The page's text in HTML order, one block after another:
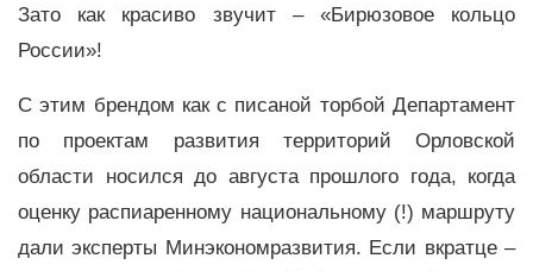
Зато как красиво звучит – «Бирюзовое кольцо
России»!
С этим брендом как с писаной торбой Департамент
по проектам развития территорий Орловской
области носился до августа прошлого года, когда
оценку распиаренному национальному (!) маршруту
дали эксперты Минэкономразвития. Если вкратце –